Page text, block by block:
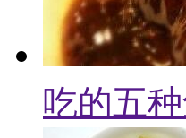
吃的五